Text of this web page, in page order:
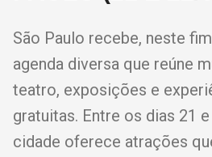
São Paulo recebe, neste
agenda diversa que reúne
teatro, exposições e
gratuitas. Entre os dias 21
cidade oferece atrações